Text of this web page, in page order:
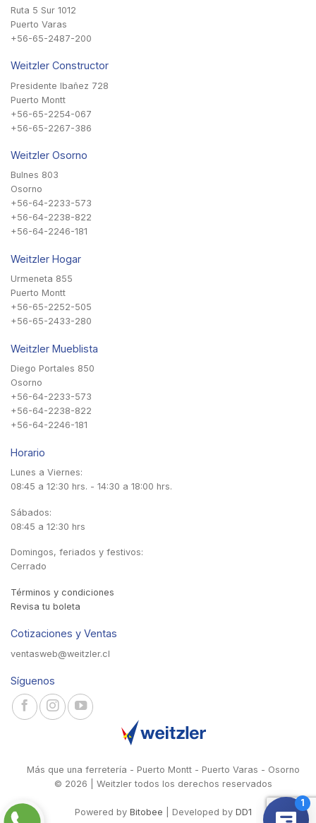
Ruta 5 Sur 1012
Puerto Varas
+56-65-2487-200
Weitzler Constructor
Presidente Ibañez 728
Puerto Montt
+56-65-2254-067
+56-65-2267-386
Weitzler Osorno
Bulnes 803
Osorno
+56-64-2233-573
+56-64-2238-822
+56-64-2246-181
Weitzler Hogar
Urmeneta 855
Puerto Montt
+56-65-2252-505
+56-65-2433-280
Weitzler Mueblista
Diego Portales 850
Osorno
+56-64-2233-573
+56-64-2238-822
+56-64-2246-181
Horario
Lunes a Viernes:
08:45 a 12:30 hrs. - 14:30 a 18:00 hrs.
Sábados:
08:45 a 12:30 hrs
Domingos, feriados y festivos:
Cerrado
Términos y condiciones
Revisa tu boleta
Cotizaciones y Ventas
ventasweb@weitzler.cl
Síguenos
Más que una ferretería - Puerto Montt - Puerto Varas - Osorno
© 2026 | Weitzler todos los derechos reservados
Powered by Bitobee | Developed by DD1